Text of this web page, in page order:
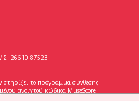
26610 87523
το πρόγραμμα σύνθεσης
ανοιχτού κώδικα MuseScore